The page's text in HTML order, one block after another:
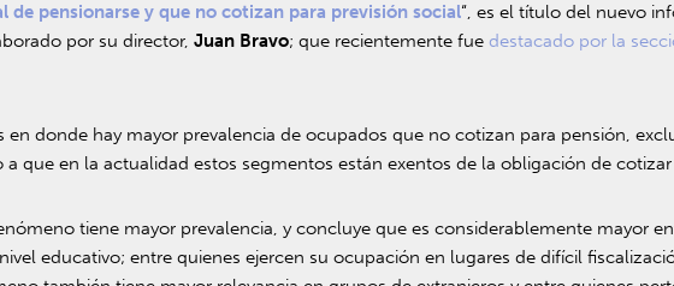
de pensionarse y que no cotizan para previsión social“, es el título del nuevo
por su director,Juan Bravo; que recientemente fuedestacado por la
donde hay mayor prevalencia de ocupados que no cotizan para pensión,
que en la actualidad estos segmentos están exentos de la obligación de
tiene mayor prevalencia, y concluye que es considerablemente mayor
educativo; entre quienes ejercen su ocupación en lugares de difícil